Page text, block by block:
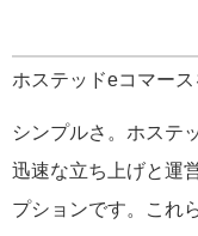
ホステッドeコマー
シンプルさ。ホステ
迅速な立ち上げと運
プションです。これ